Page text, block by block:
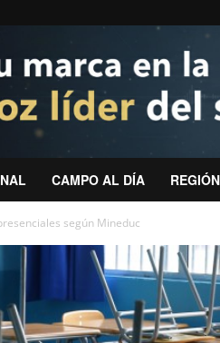
CAMPO AL DÍA
según Mineduc